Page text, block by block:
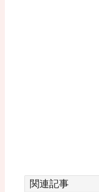
関連記事